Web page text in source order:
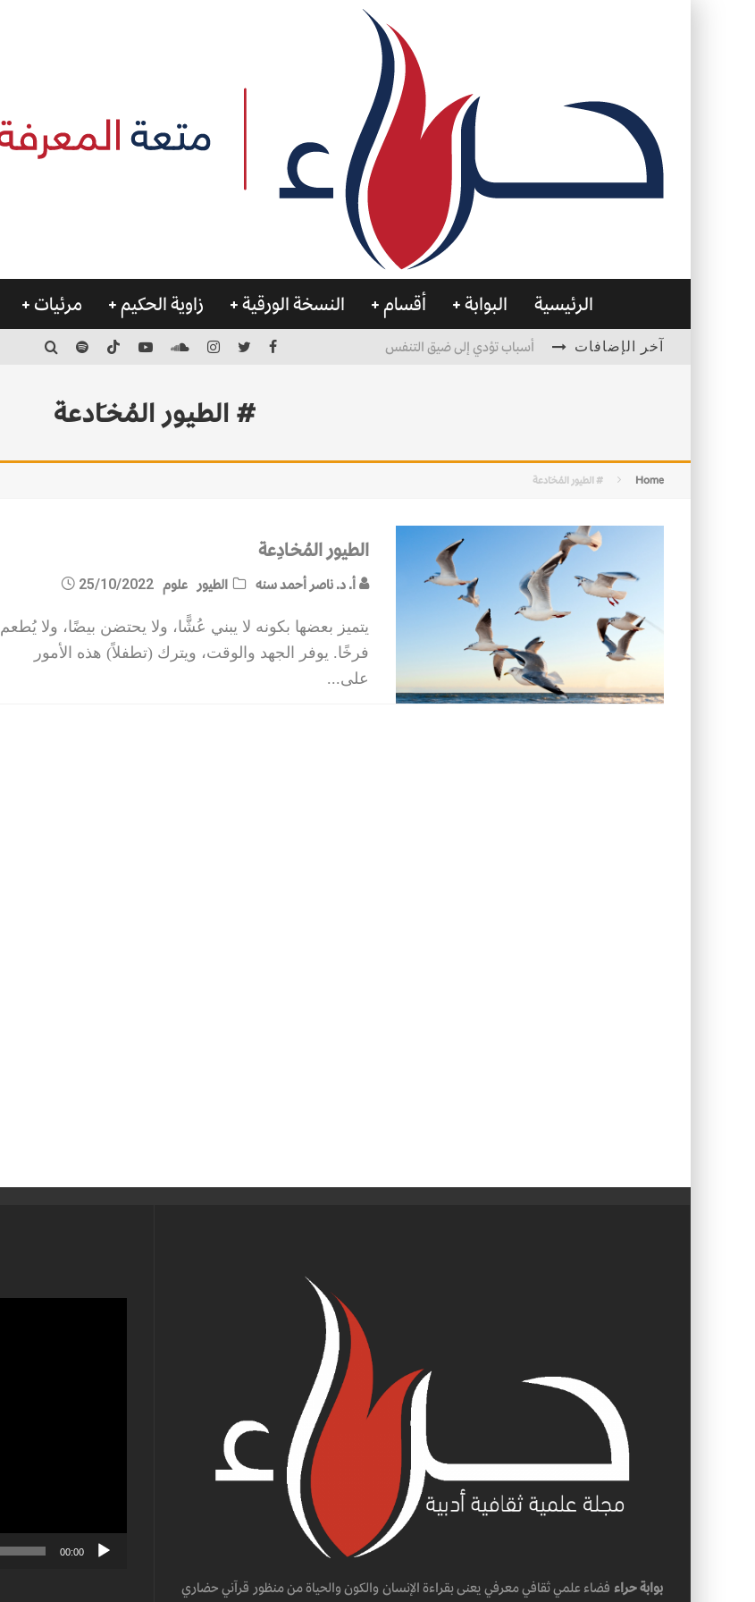
الرئيسية البوابة أقسام النسخة الورقية زاوية الحكيم مرئيات
آخر الإضافات أسباب تؤدي إلى ضيق التنفس
# الطيور المُخـَادعة
Home # الطيور المُخـَادعة
الطيور المُخـادِعة
أ. د. ناصر أحمد سنه الطيور علوم 25/10/2022
يتميز بعضها بكونه لا يبني عُشًّا، ولا يحتضن بيضًا، ولا يُطعم
فرخًا. يوفر الجهد والوقت، ويترك (تطفلاً) هذه الأمور
على...
بوابة حراء فضاء علمي ثقافي معرفي يعنى بقراءة الإنسان والكون والحياة من منظور قرآني حضاري
00:00